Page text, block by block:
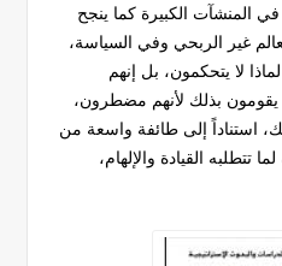
في المنشآت الكبيرة كما ينجح
غير الربحي وفي السياسة،
لا يتحكمون، بل إنهم
يقومون بذلك لأنهم مضطرون،
استناداً إلى طائفة واسعة من
تتطلبه القيادة والإلهام،